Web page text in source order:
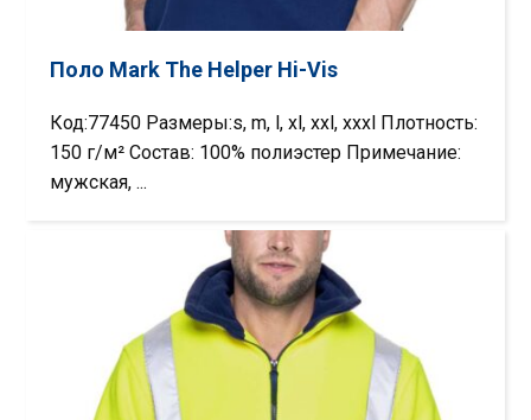
Поло Mark The Helper Hi-Vis
Код:77450 Размеры:s, m, l, xl, xxl, xxxl Плотность:
150 г/м² Состав: 100% полиэстер Примечание:
мужская, ...